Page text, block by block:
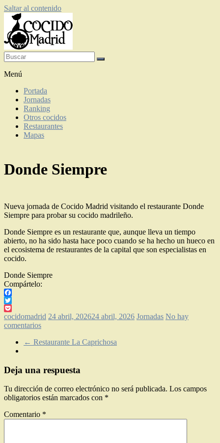
Saltar al contenido
Restaurantes de cocido madrileño
Menú
Portada
Jornadas
Ranking
Otros cocidos
Restaurantes
Mapas
Donde Siempre
Nueva jornada de Cocido Madrid visitando el restaurante Donde
Siempre para probar su cocido madrileño.
Donde Siempre es un restaurante que, aunque lleva un tiempo
abierto, no ha sido hasta hace poco cuando se ha hecho un hueco en
el ecosistema de restaurantes de la capital que son especialistas en
cocido.
Donde Siempre
Compártelo:
Facebook
Twitter
Pocket
cocidomadrid 24 abril, 202624 abril, 2026 Jornadas No hay
comentarios
← Restaurante La Caprichosa
Deja una respuesta
Tu dirección de correo electrónico no será publicada. Los campos
obligatorios están marcados con *
Comentario *